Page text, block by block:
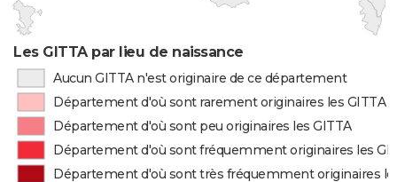
Les GITTA par lieu de naissance
Aucun GITTA n'est originaire de ce département
Département d'où sont rarement originaires les GITTA
Département d'où sont peu originaires les GITTA
Département d'où sont fréquemment originaires les
Département d'où sont très fréquemment originaires